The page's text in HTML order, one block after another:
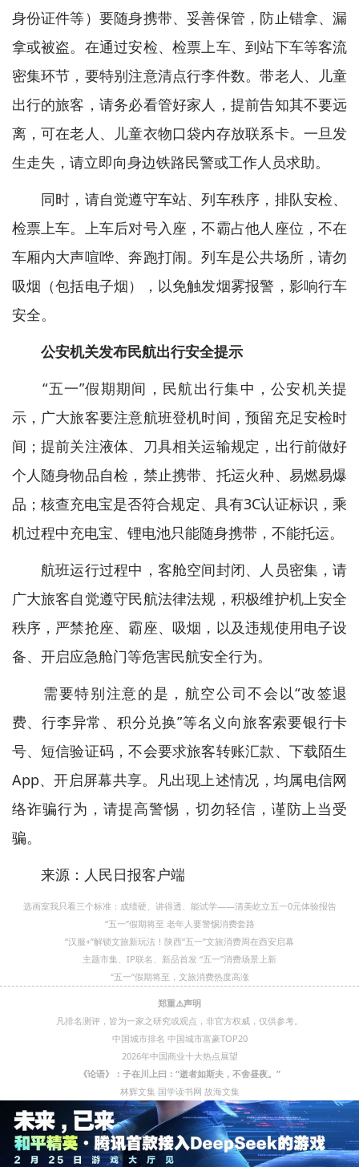
身份证件等）要随身携带、妥善保管，防止错拿、漏
拿或被盗。在通过安检、检票上车、到站下车等客流
密集环节，要特别注意清点行李件数。带老人、儿童
出行的旅客，请务必看管好家人，提前告知其不要远
离，可在老人、儿童衣物口袋内存放联系卡。一旦发
生走失，请立即向身边铁路民警或工作人员求助。
同时，请自觉遵守车站、列车秩序，排队安检、
检票上车。上车后对号入座，不霸占他人座位，不在
车厢内大声喧哗、奔跑打闹。列车是公共场所，请勿
吸烟（包括电子烟），以免触发烟雾报警，影响行车
安全。
公安机关发布民航出行安全提示
“五一”假期期间，民航出行集中，公安机关提
示，广大旅客要注意航班登机时间，预留充足安检时
间；提前关注液体、刀具相关运输规定，出行前做好
个人随身物品自检，禁止携带、托运火种、易燃易爆
品；核查充电宝是否符合规定、具有3C认证标识，乘
机过程中充电宝、锂电池只能随身携带，不能托运。
航班运行过程中，客舱空间封闭、人员密集，请
广大旅客自觉遵守民航法律法规，积极维护机上安全
秩序，严禁抢座、霸座、吸烟，以及违规使用电子设
备、开启应急舱门等危害民航安全行为。
需要特别注意的是，航空公司不会以“改签退
费、行李异常、积分兑换”等名义向旅客索要银行卡
号、短信验证码，不会要求旅客转账汇款、下载陌生
App、开启屏幕共享。凡出现上述情况，均属电信网
络诈骗行为，请提高警惕，切勿轻信，谨防上当受
骗。
来源：人民日报客户端
选画室我只看三个标准：成绩硬、讲得透、能试学——清美屹立五一0元体验报告
“五一”假期将至 老年人要警惕消费套路
“汉服+”解锁文旅新玩法！陕西“五一”文旅消费周在西安启幕
主题市集、IP联名、新品首发 “五一”消费场景上新
“五一”假期将至，文旅消费热度高涨
郑重⚠️声明
凡排名测评，皆为一家之研究或观点，非官方权威，仅供参考。
中国城市排名 中国城市富豪TOP20
2026年中国商业十大热点展望
《论语》：子在川上曰：“逝者如斯夫，不舍昼夜。”
林辉文集 国学读书网 故海文集